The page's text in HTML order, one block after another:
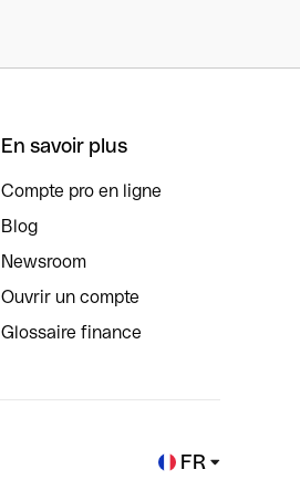
En savoir plus
Compte pro en ligne
Blog
Newsroom
Ouvrir un compte
Glossaire finance
FR